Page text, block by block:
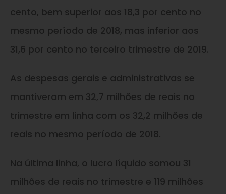
cento, bem superior aos 18,3 por cento no
mesmo período de 2018, mas inferior aos
31,6 por cento no terceiro trimestre de 2019.
As despesas gerais e administrativas se
mantiveram em 32,7 milhões de reais no
trimestre em linha com os 32,2 milhões de
reais no mesmo período de 2018.
Na última linha, o lucro líquido somou 31
milhões de reais no trimestre e 119 milhões